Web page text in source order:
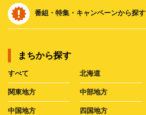
番組・特集・キャンペーンから探す
まちから探す
すべて 北海道
関東地方 中部地方
中国地方 四国地方